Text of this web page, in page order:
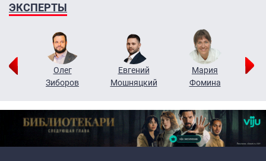
ЭКСПЕРТЫ
Олег
Зиборов
Евгений
Мошняцкий
Мария
Фомина